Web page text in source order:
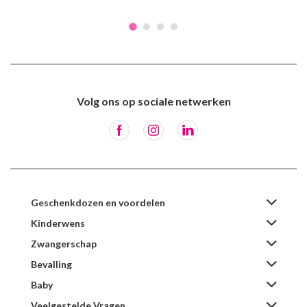
Volg ons op sociale netwerken
Geschenkdozen en voordelen
Kinderwens
Zwangerschap
Bevalling
Baby